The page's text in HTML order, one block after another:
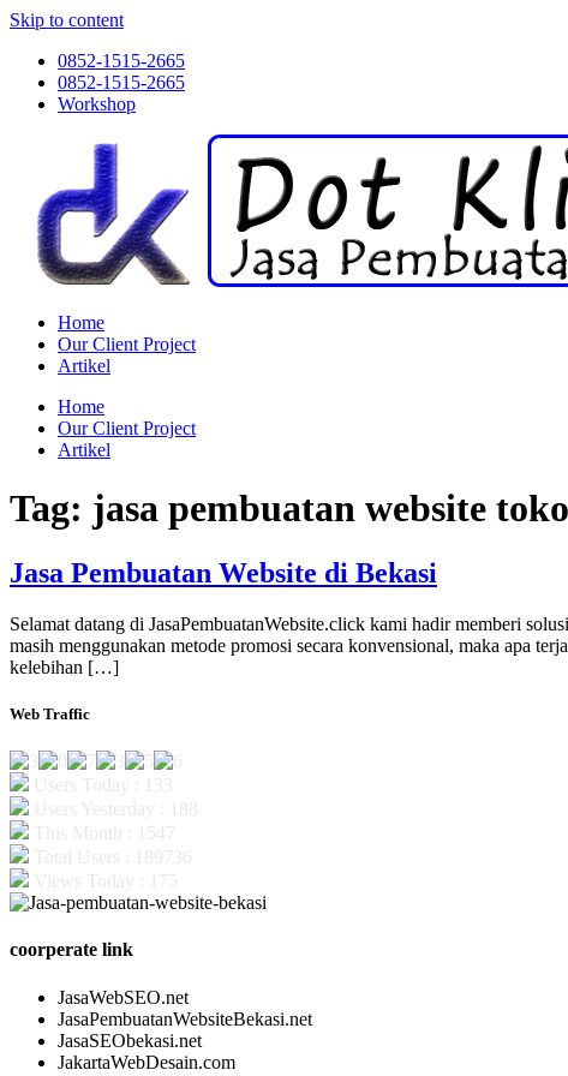
Skip to content
0852-1515-2665
0852-1515-2665
Workshop
Home
Our Client Project
Artikel
Home
Our Client Project
Artikel
Tag: jasa pembuatan website
Jasa Pembuatan Website di Bekasi
Selamat datang di JasaPembuatanWebsite.click kami hadir memberi
masih menggunakan metode promosi secara konvensional, maka apa
kelebihan […]
Web Traffic
coorperate link
JasaWebSEO.net
JasaPembuatanWebsiteBekasi.net
JasaSEObekasi.net
JakartaWebDesain.com